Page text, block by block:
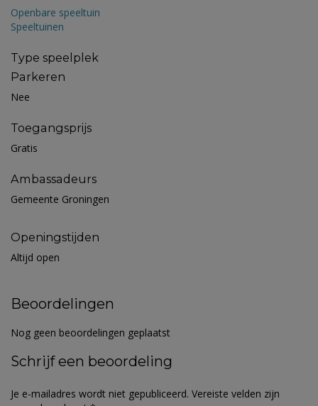
Openbare speeltuin
Speeltuinen
Type speelplek
Parkeren
Nee
Toegangsprijs
Gratis
Ambassadeurs
Gemeente Groningen
Openingstijden
Altijd open
Beoordelingen
Nog geen beoordelingen geplaatst
Schrijf een beoordeling
Je e-mailadres wordt niet gepubliceerd. Vereiste velden zijn